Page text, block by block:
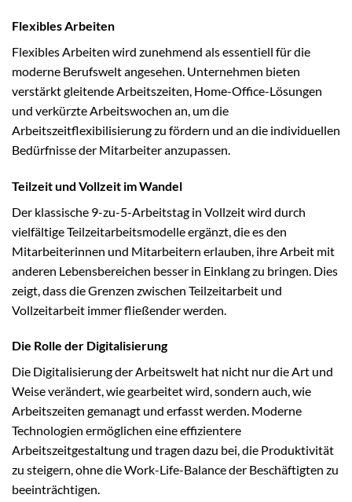
Flexibles Arbeiten
Flexibles Arbeiten wird zunehmend als essentiell für die
moderne Berufswelt angesehen. Unternehmen bieten
verstärkt gleitende Arbeitszeiten, Home-Office-Lösungen
und verkürzte Arbeitswochen an, um die
Arbeitszeitflexibilisierung zu fördern und an die individuellen
Bedürfnisse der Mitarbeiter anzupassen.
Teilzeit und Vollzeit im Wandel
Der klassische 9-zu-5-Arbeitstag in Vollzeit wird durch
vielfältige Teilzeitarbeitsmodelle ergänzt, die es den
Mitarbeiterinnen und Mitarbeitern erlauben, ihre Arbeit mit
anderen Lebensbereichen besser in Einklang zu bringen. Dies
zeigt, dass die Grenzen zwischen Teilzeitarbeit und
Vollzeitarbeit immer fließender werden.
Die Rolle der Digitalisierung
Die Digitalisierung der Arbeitswelt hat nicht nur die Art und
Weise verändert, wie gearbeitet wird, sondern auch, wie
Arbeitszeiten gemanagt und erfasst werden. Moderne
Technologien ermöglichen eine effizientere
Arbeitszeitgestaltung und tragen dazu bei, die Produktivität
zu steigern, ohne die Work-Life-Balance der Beschäftigten zu
beeinträchtigen.